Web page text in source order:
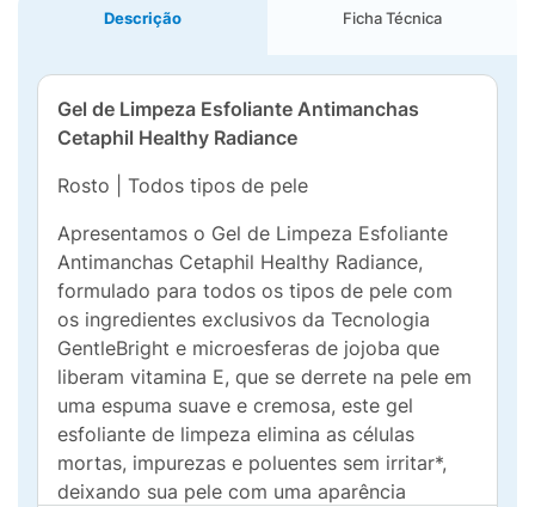
Descrição Ficha Técnica
Gel de Limpeza Esfoliante Antimanchas
Cetaphil Healthy Radiance
Rosto | Todos tipos de pele
Apresentamos o Gel de Limpeza Esfoliante
Antimanchas Cetaphil Healthy Radiance,
formulado para todos os tipos de pele com
os ingredientes exclusivos da Tecnologia
GentleBright e microesferas de jojoba que
liberam vitamina E, que se derrete na pele em
uma espuma suave e cremosa, este gel
esfoliante de limpeza elimina as células
mortas, impurezas e poluentes sem irritar*,
deixando sua pele com uma aparência